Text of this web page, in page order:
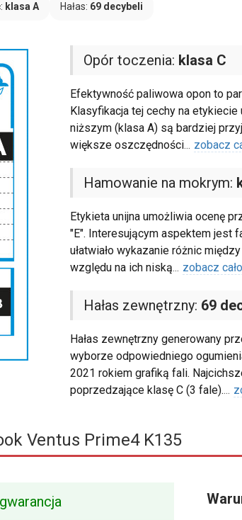
klasa A Hałas: 69 decybeli
Opór toczenia: klasa C
Efektywność paliwowa opon to
Klasyfikacja tej cechy na
niższym (klasa A) są bardziej
większe oszczędności... zobacz
Hamowanie na mokrym:
Etykieta unijna umożliwia ocenę
"E". Interesującym aspektem jest
ułatwiało wykazanie różnic
względu na ich niską... zobacz
Hałas zewnętrzny: 69
Hałas zewnętrzny generowany
wyborze odpowiedniego
2021 rokiem grafiką fali.
poprzedzające klasę C (3 fale)....
Ventus Prime4 K135
gwarancja